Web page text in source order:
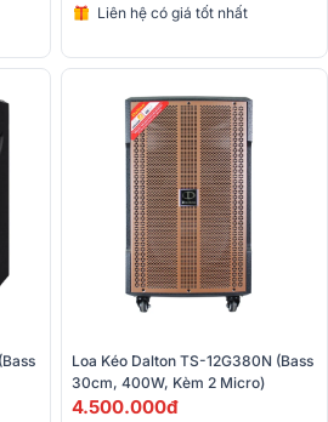
Liên hệ có giá tốt nhất
Loa Kéo Dalton TS-12G380N (Bass
30cm, 400W, Kèm 2 Micro)
4.500.000đ